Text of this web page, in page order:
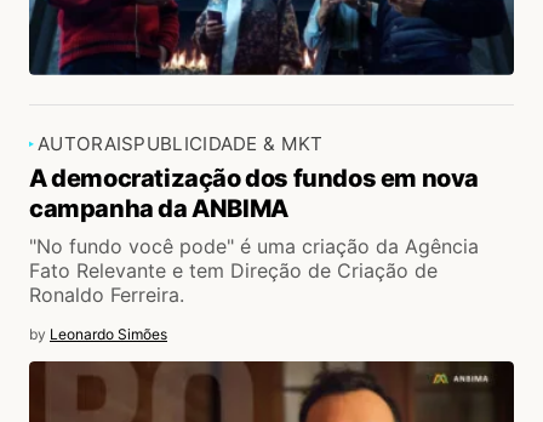
AUTORAISPUBLICIDADE & MKT
A democratização dos fundos em nova
campanha da ANBIMA
"No fundo você pode" é uma criação da Agência
Fato Relevante e tem Direção de Criação de
Ronaldo Ferreira.
by Leonardo Simões